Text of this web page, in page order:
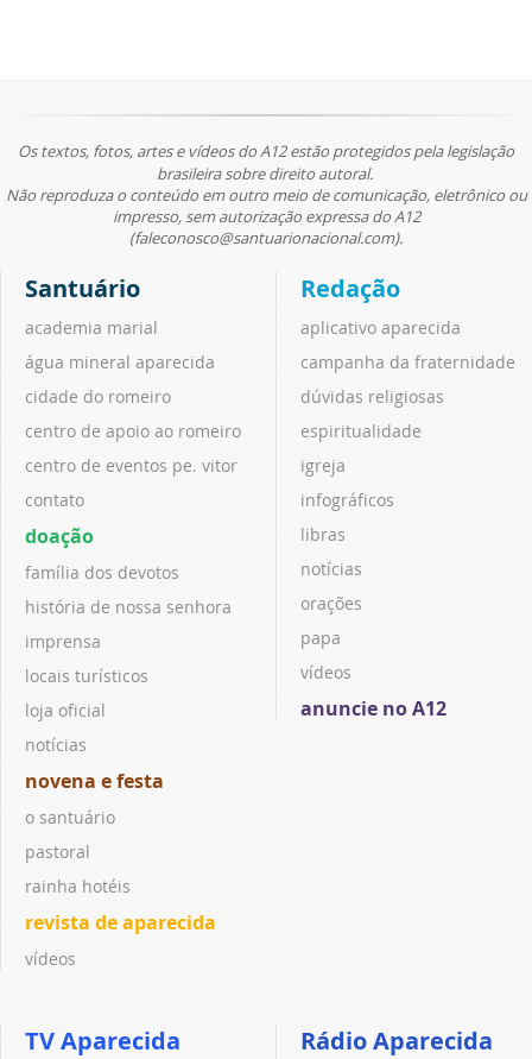
Os textos, fotos, artes e vídeos do A12 estão protegidos pela legislação
brasileira sobre direito autoral.
Não reproduza o conteúdo em outro meio de comunicação, eletrônico ou
impresso, sem autorização expressa do A12
(faleconosco@santuarionacional.com).
Santuário
academia marial
água mineral aparecida
cidade do romeiro
centro de apoio ao romeiro
centro de eventos pe. vitor
contato
doação
família dos devotos
história de nossa senhora
imprensa
locais turísticos
loja oficial
notícias
novena e festa
o santuário
pastoral
rainha hotéis
revista de aparecida
vídeos
Redação
aplicativo aparecida
campanha da fraternidade
dúvidas religiosas
espiritualidade
igreja
infográficos
libras
notícias
orações
papa
vídeos
anuncie no A12
TV Aparecida Rádio Aparecida